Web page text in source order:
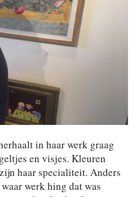
in haar werk graag
en visjes. Kleuren
haar specialiteit. Anders
werk hing dat was